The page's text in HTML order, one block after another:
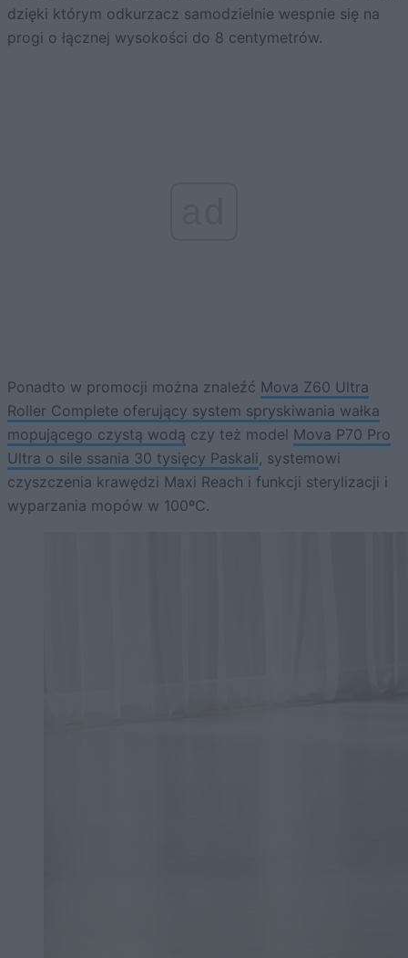
dzięki którym odkurzacz samodzielnie wespnie się na
progi o łącznej wysokości do 8 centymetrów.
Ponadto w promocji można znaleźć Mova Z60 Ultra
Roller Complete oferujący system spryskiwania wałka
mopującego czystą wodą czy też model Mova P70 Pro
Ultra o sile ssania 30 tysięcy Paskali, systemowi
czyszczenia krawędzi Maxi Reach i funkcji sterylizacji i
wyparzania mopów w 100ºC.